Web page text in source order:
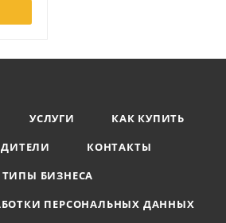
УСЛУГИ
КАК КУПИТЬ
КОНТАКТЫ
ТИПЫ БИЗНЕСА
ПЕРСОНАЛЬНЫХ ДАННЫХ